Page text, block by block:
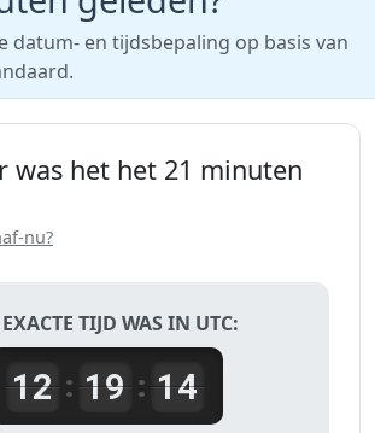
datum- en tijdsbepaling op basis van
was het het 21 minuten
nu?
TIJD WAS IN UTC:
12: 19: 14